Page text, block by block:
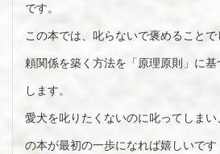
です。
この本では、叱らないで褒めること
頼関係を築く方法を「原理原則」に
します。
愛犬を叱りたくないのに叱ってしまい
の本が最初の一歩になれば嬉しいです